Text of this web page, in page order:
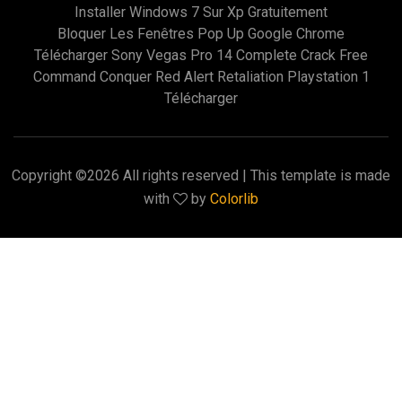
Installer Windows 7 Sur Xp Gratuitement
Bloquer Les Fenêtres Pop Up Google Chrome
Télécharger Sony Vegas Pro 14 Complete Crack Free
Command Conquer Red Alert Retaliation Playstation 1
Télécharger
Copyright ©2026 All rights reserved | This template is made
with
by Colorlib